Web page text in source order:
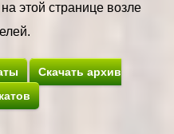
этой странице возле
Скачать архив